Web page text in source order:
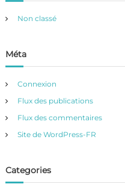
Non classé
Méta
Connexion
Flux des publications
Flux des commentaires
Site de WordPress-FR
Categories